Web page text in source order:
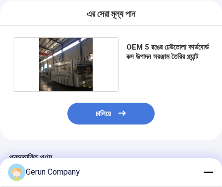
এর সেরা মূল্য পান
OEM 5 রঙের ঢেউতোলা কার্ডবোর্ড
বক্স উত্পাদন সরঞ্জাম তৈরির প্ল্যান্ট
চালিয়ে
প্রস্তাবিত পণ্য
Gerun Company